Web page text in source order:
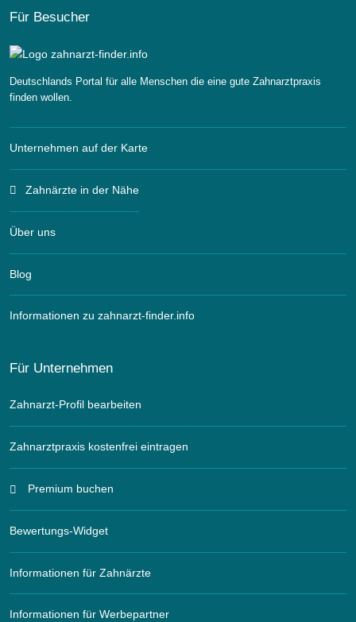
Für Besucher
Deutschlands Portal für alle Menschen die eine gute Zahnarztpraxis
finden wollen.
Unternehmen auf der Karte
Zahnärzte in der Nähe
Über uns
Blog
Informationen zu zahnarzt-finder.info
Für Unternehmen
Zahnarzt-Profil bearbeiten
Zahnarztpraxis kostenfrei eintragen
Premium buchen
Bewertungs-Widget
Informationen für Zahnärzte
Informationen für Werbepartner